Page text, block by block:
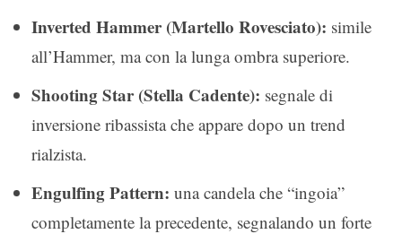
Inverted Hammer (Martello Rovesciato): simile
all’Hammer, ma con la lunga ombra superiore.
Shooting Star (Stella Cadente): segnale di
inversione ribassista che appare dopo un trend
rialzista.
Engulfing Pattern: una candela che “ingoia”
completamente la precedente, segnalando un forte